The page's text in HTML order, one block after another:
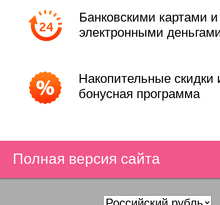
Банковскими картами и
электронными
Накопительные скидки
бонусная программа
Полная версия сайта